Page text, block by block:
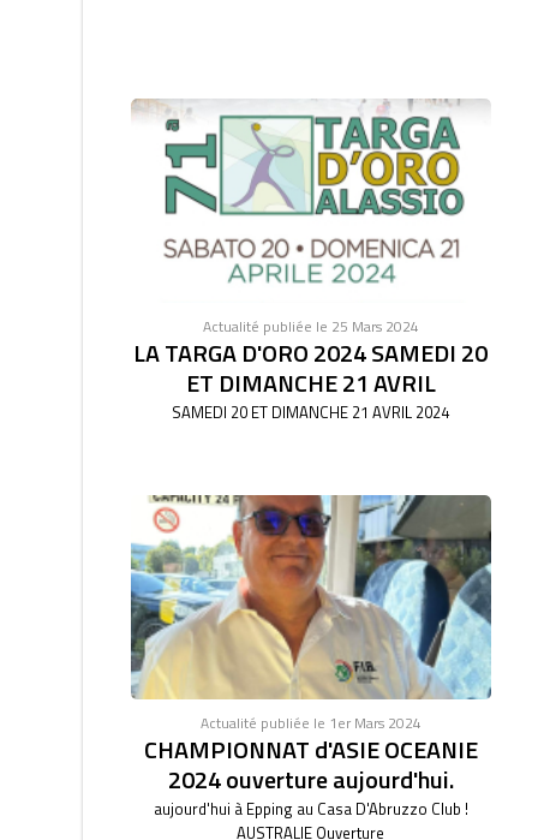
Actualité publiée le 25 Mars 2024
LA TARGA D'ORO 2024 SAMEDI 20
ET DIMANCHE 21 AVRIL
SAMEDI 20 ET DIMANCHE 21 AVRIL 2024
Actualité publiée le 1er Mars 2024
CHAMPIONNAT d'ASIE OCEANIE
2024 ouverture aujourd'hui.
aujourd'hui à Epping au Casa D'Abruzzo Club !
AUSTRALIE Ouverture